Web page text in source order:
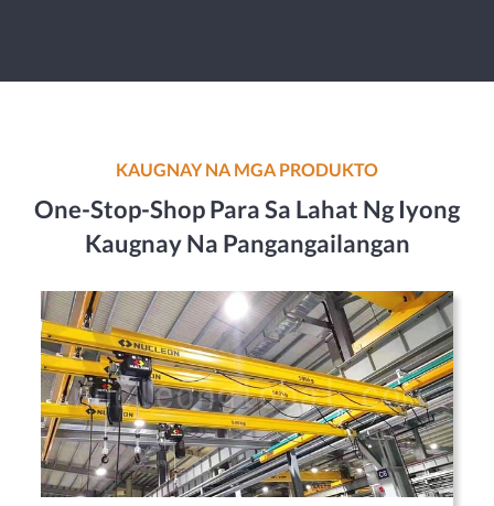
KAUGNAY NA MGA PRODUKTO
One-Stop-Shop Para Sa Lahat Ng Iyong
Kaugnay Na Pangangailangan